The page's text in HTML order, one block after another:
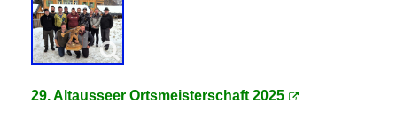
29. Altausseer Ortsmeisterschaft 2025